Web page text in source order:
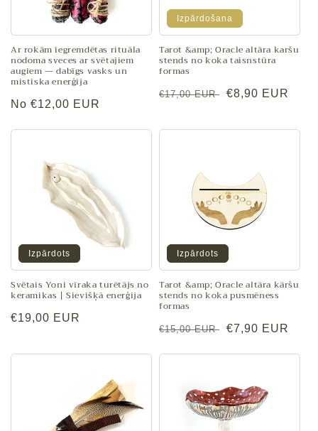
a
:
Ar rokām iegremdētas rituāla
nodoma sveces ar svētajiem
augiem — dabīgs vasks un
mistiska enerģija
Parastā
No €12,00 EUR
Izpārdošana
Tarot &amp; Oracle altāra karšu
stends no koka taisnstūra
formas
Parastā
€17,00 EUR
Pārdošanas
€8,90 EUR
Izpārdots
Svētais Yoni vīraka turētājs no
keramikas | Sievišķā enerģija
Parastā
€19,00 EUR
Izpārdots
Tarot &amp; Oracle altāra kāršu
stends no koka pusmēness
formas
Parastā
€15,00 EUR
Pārdošanas
€7,90 EUR